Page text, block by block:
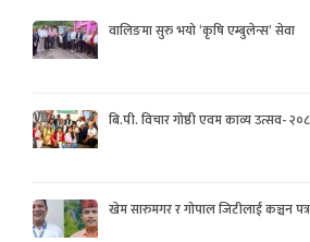
वालिङमा सुरु भयो ‘कृषि एम्बुलेन्स’ सेवा
बि.पी. विचार गोष्ठी एवम काव्य उत्सव-
खेम सारुमगर र गोपाल जिटीलाई कञ्चन